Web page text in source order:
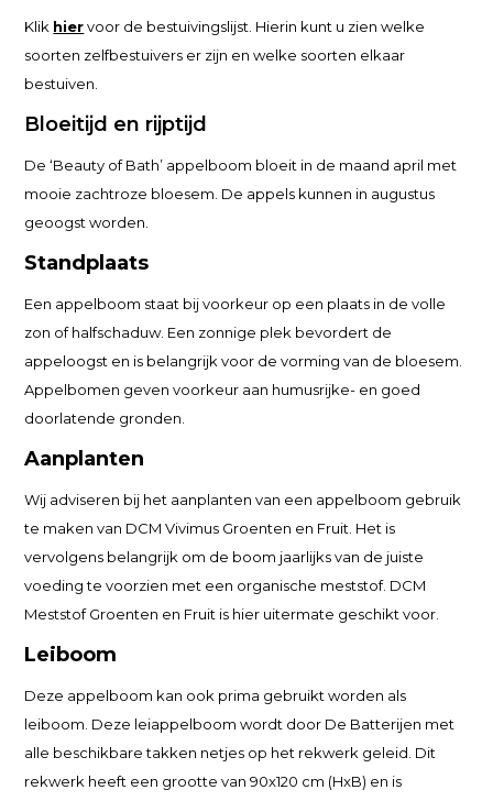
Klik hiervoor de bestuivingslijst. Hierin kunt u zien welke
soorten zelfbestuivers er zijn en welke soorten elkaar
bestuiven.
Bloeitijd en rijptijd
De ‘Beauty of Bath’ appelboom bloeit in de maand april met
mooie zachtroze bloesem. De appels kunnen in augustus
geoogst worden.
Standplaats
Een appelboom staat bij voorkeur op een plaats in de volle
zon of halfschaduw. Een zonnige plek bevordert de
appeloogst en is belangrijk voor de vorming van de bloesem.
Appelbomen geven voorkeur aan humusrijke- en goed
doorlatende gronden.
Aanplanten
Wij adviseren bij het aanplanten van een appelboom gebruik
te maken van DCM Vivimus Groenten en Fruit. Het is
vervolgens belangrijk om de boom jaarlijks van de juiste
voeding te voorzien met een organische meststof. DCM
Meststof Groenten en Fruit is hier uitermate geschikt voor.
Leiboom
Deze appelboom kan ook prima gebruikt worden als
leiboom. Deze leiappelboom wordt door De Batterijen met
alle beschikbare takken netjes op het rekwerk geleid. Dit
rekwerk heeft een grootte van 90x120 cm (HxB) en is